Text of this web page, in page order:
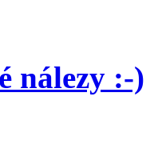
nálezy :-)